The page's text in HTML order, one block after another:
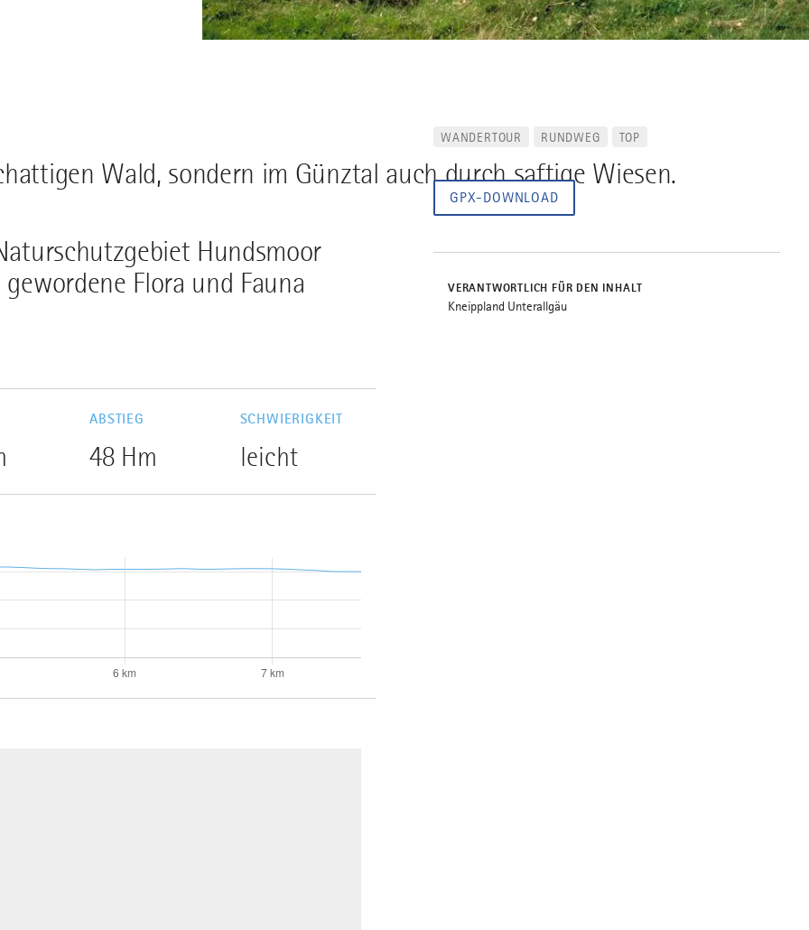
Wald, sondern im Günztal auch durch saftige Wiesen.
Hundsmoor
Flora und Fauna
ABSTIEG
48 Hm
SCHWIERIGKEIT
leicht
WANDERTOUR RUNDWEG TOP
GPX-DOWNLOAD
VERANTWORTLICH FÜR DEN INHALT
Kneippland Unterallgäu